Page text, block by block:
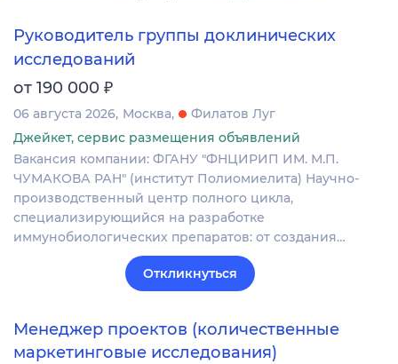
Руководитель группы доклинических
исследований
от 190 000 ₽
06 августа 2026 Москва
Филатов Луг
Джейкет, сервис размещения объявлений
Вакансия компании: ФГАНУ "ФНЦИРИП ИМ. М.П.
ЧУМАКОВА РАН" (институт Полиомиелита) Научно-
производственный центр полного цикла,
специализирующийся на разработке
иммунобиологических препаратов: от создания…
Откликнуться
Менеджер проектов (количественные
маркетинговые исследования)